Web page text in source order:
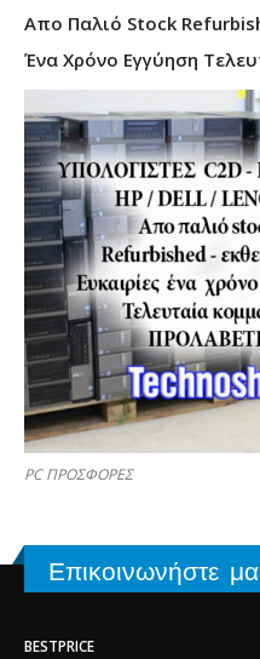
Απο Παλιό Stock
Ένα Χρόνο Εγγύηση
PC ΠΡΟΣΦΟΡΕΣ
Επικοινωνήστε
BESTPRICE